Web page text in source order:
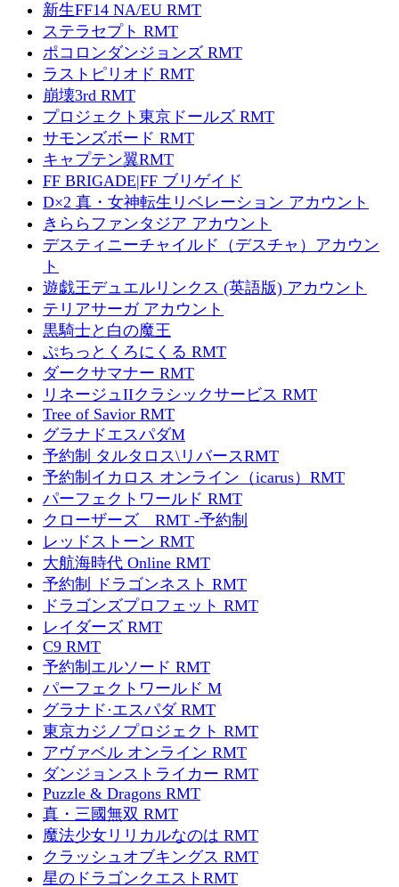
新生FF14 NA/EU RMT
ステラセプト RMT
ポコロンダンジョンズ RMT
ラストピリオド RMT
崩壊3rd RMT
プロジェクト東京ドールズ RMT
サモンズボード RMT
キャプテン翼RMT
FF BRIGADE|FF ブリゲイド
D×2 真・女神転生リベレーション アカウント
きららファンタジア アカウント
デスティニーチャイルド（デスチャ）アカウン
ト
遊戯王デュエルリンクス (英語版) アカウント
テリアサーガ アカウント
黒騎士と白の魔王
ぷちっとくろにくる RMT
ダークサマナー RMT
リネージュIIクラシックサービス RMT
Tree of Savior RMT
グラナドエスパダM
予約制 タルタロス\リバースRMT
予約制イカロス オンライン（icarus）RMT
パーフェクトワールド RMT
クローザーズ RMT -予約制
レッドストーン RMT
大航海時代 Online RMT
予約制 ドラゴンネスト RMT
ドラゴンズプロフェット RMT
レイダーズ RMT
C9 RMT
予約制エルソード RMT
パーフェクトワールド M
グラナド·エスパダ RMT
東京カジノプロジェクト RMT
アヴァベル オンライン RMT
ダンジョンストライカー RMT
Puzzle & Dragons RMT
真・三國無双 RMT
魔法少女リリカルなのは RMT
クラッシュオブキングス RMT
星のドラゴンクエストRMT